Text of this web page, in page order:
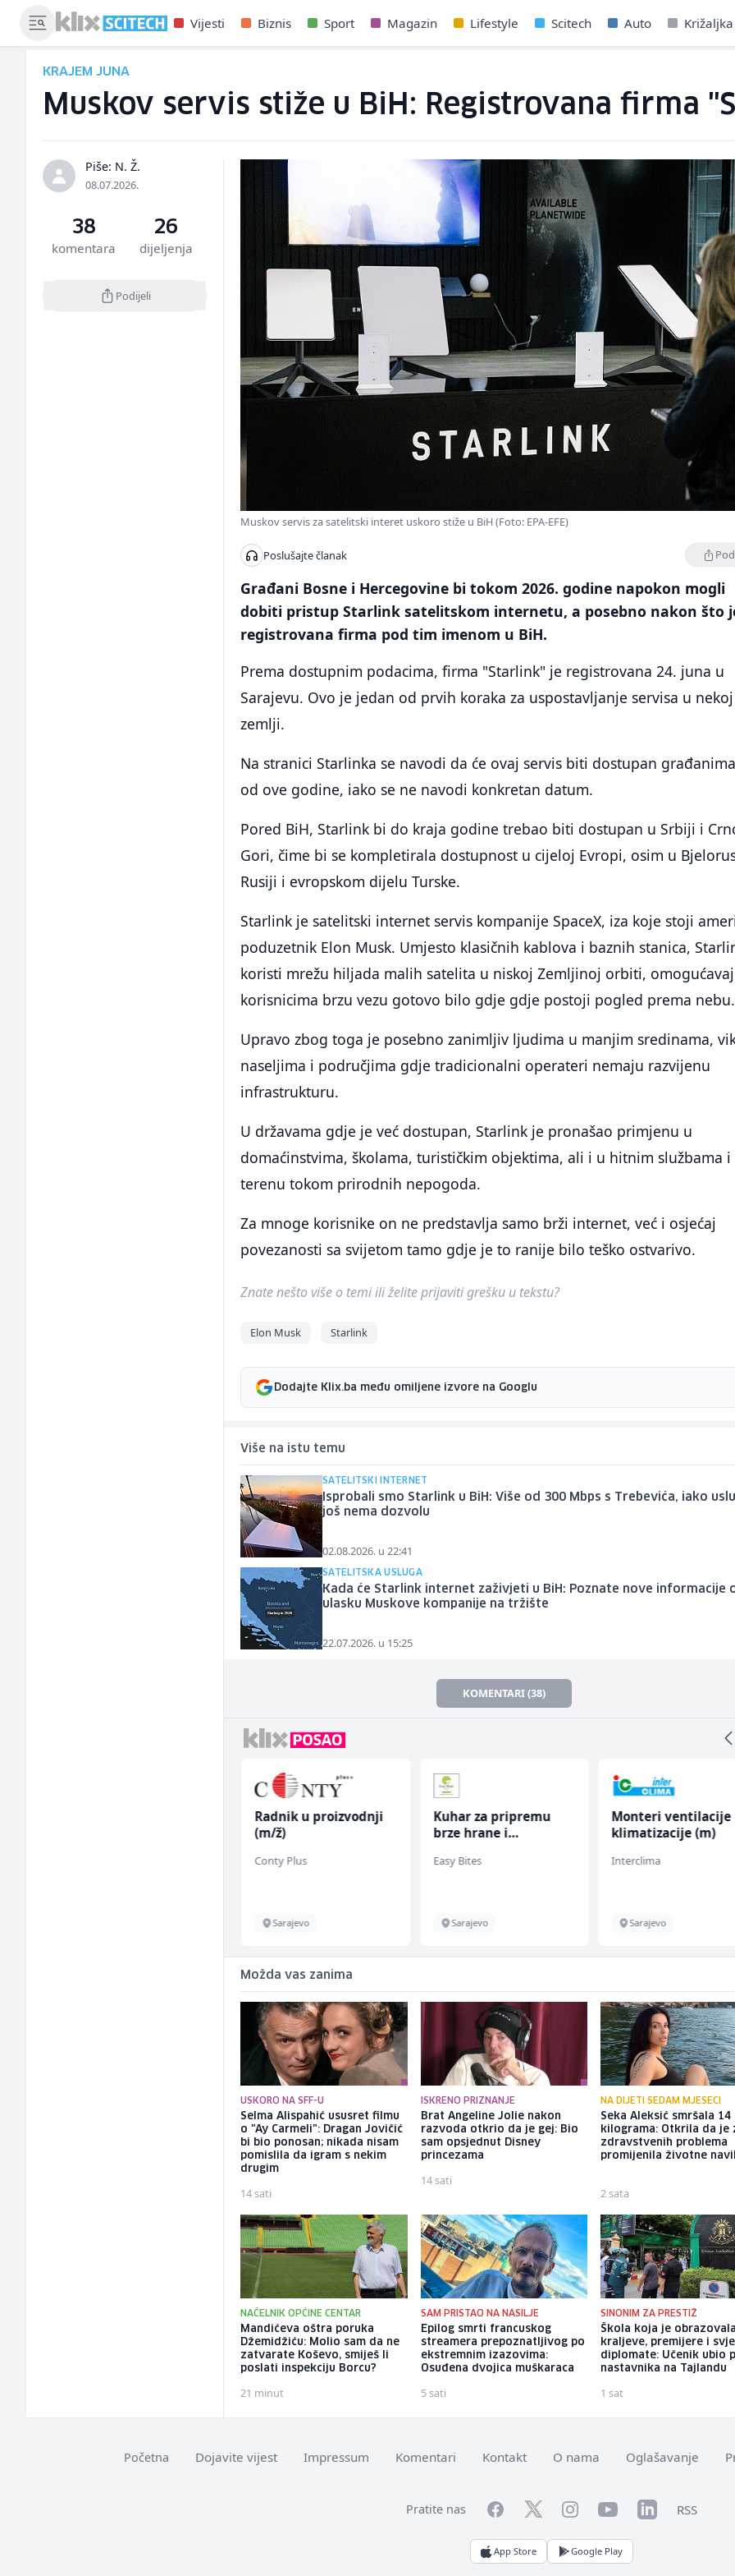
Vijesti Biznis Sport Magazin Lifestyle Scitech Auto Križaljka
KRAJEM JUNA
Muskov servis stiže u BiH: Registrovana firma
Piše: N. Ž.
08.07.2026.
38
komentara
26
dijeljenja
Podijeli
Muskov servis za satelitski interet uskoro stiže u BiH (Foto: EPA-EFE)
Poslušajte članak
Građani Bosne i Hercegovine bi tokom 2026. godine napokon mogli
dobiti pristup Starlink satelitskom internetu, a posebno nakon što
registrovana firma pod tim imenom u BiH.
Prema dostupnim podacima, firma "Starlink" je registrovana 24. juna u
Sarajevu. Ovo je jedan od prvih koraka za uspostavljanje servisa u nekoj
zemlji.
Na stranici Starlinka se navodi da će ovaj servis biti dostupan
od ove godine, iako se ne navodi konkretan datum.
Pored BiH, Starlink bi do kraja godine trebao biti dostupan u Srbiji i
Gori, čime bi se kompletirala dostupnost u cijeloj Evropi, osim u
Rusiji i evropskom dijelu Turske.
Starlink je satelitski internet servis kompanije SpaceX, iza koje stoji
poduzetnik Elon Musk. Umjesto klasičnih kablova i baznih stanica,
koristi mrežu hiljada malih satelita u niskoj Zemljinoj orbiti,
korisnicima brzu vezu gotovo bilo gdje gdje postoji pogled prema nebu.
Upravo zbog toga je posebno zanimljiv ljudima u manjim sredinama,
naseljima i područjima gdje tradicionalni operateri nemaju razvijenu
infrastrukturu.
U državama gdje je već dostupan, Starlink je pronašao primjenu u
domaćinstvima, školama, turističkim objektima, ali i u hitnim službama i
terenu tokom prirodnih nepogoda.
Za mnoge korisnike on ne predstavlja samo brži internet, već i osjećaj
povezanosti sa svijetom tamo gdje je to ranije bilo teško ostvarivo.
Znate nešto više o temi ili želite prijaviti grešku u tekstu?
Elon Musk Starlink
Dodajte Klix.ba među omiljene izvore na Googlu
Više na istu temu
SATELITSKI INTERNET
Isprobali smo Starlink u BiH: Više od 300 Mbps s Trebevića, iako
još nema dozvolu
02.08.2026. u 22:41
SATELITSKA USLUGA
Kada će Starlink internet zaživjeti u BiH: Poznate nove informacije
ulasku Muskove kompanije na tržište
22.07.2026. u 15:25
KOMENTARI (38)
Radnik u proizvodnji
(m/ž)
Conty Plus
Sarajevo
Kuhar za pripremu
brze hrane i
ž)
Easy Bites
Sarajevo
Monteri ventilacije
klimatizacije (m)
Interclima
Sarajevo
Možda vas zanima
USKORO NA SFF-U
Selma Alispahić ususret filmu
o "Ay Carmeli": Dragan Jovičić
bi bio ponosan; nikada nisam
pomislila da igram s nekim
drugim
14 sati
ISKRENO PRIZNANJE
Brat Angeline Jolie nakon
razvoda otkrio da je gej: Bio
sam opsjednut Disney
princezama
14 sati
NA DIJETI SEDAM MJESECI
Seka Aleksić smršala 14
kilograma: Otkrila da je
zdravstvenih problema
promijenila životne
2 sata
NAČELNIK OPĆINE CENTAR
Mandićeva oštra poruka
Džemidžiću: Molio sam da ne
zatvarate Koševo, smiješ li
poslati inspekciju Borcu?
21 minut
SAM PRISTAO NA NASILJE
Epilog smrti francuskog
streamera prepoznatljivog po
ekstremnim izazovima:
Osuđena dvojica muškaraca
5 sati
SINONIM ZA PRESTIŽ
Škola koja je
kraljeve, premijere i
diplomate: Učenik ubio
nastavnika na Tajlandu
1 sat
Početna Dojavite vijest Impressum Komentari Kontakt O nama Oglašavanje
Pratite nas FacebookTwitterInstagramYouTubeLinkedInRSS
App Store Google Play